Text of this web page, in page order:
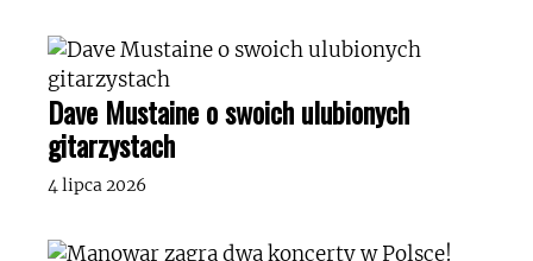
Dave Mustaine o swoich ulubionych
gitarzystach
4 lipca 2026